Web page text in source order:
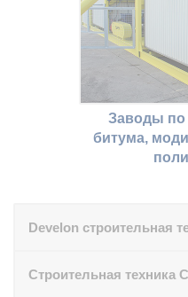
Заводы по
битума,
Develon строительная
Строительная техника